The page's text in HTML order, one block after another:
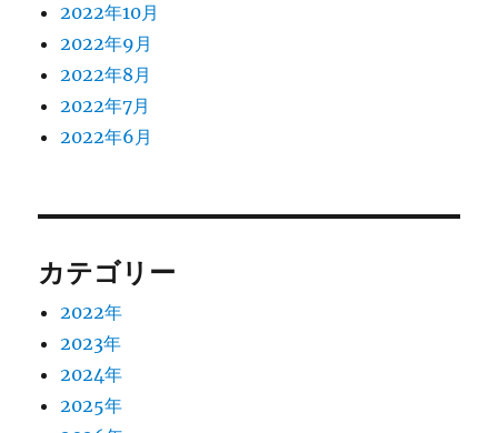
2022年10月
2022年9月
2022年8月
2022年7月
2022年6月
カテゴリー
2022年
2023年
2024年
2025年